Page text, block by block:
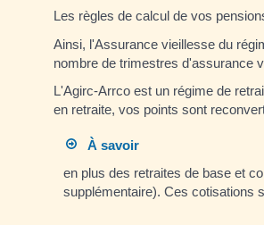
Les règles de calcul de vos
Ainsi, l'Assurance vieillesse du
nombre de trimestres d'assurance
L'Agirc-Arrco est un régime de
en retraite, vos points sont
À savoir
en plus des retraites de base et
supplémentaire). Ces cotisations